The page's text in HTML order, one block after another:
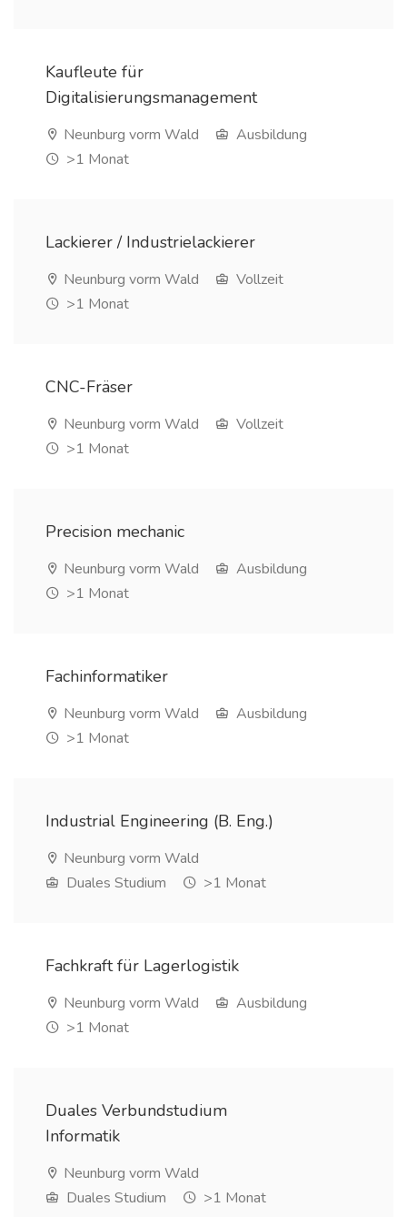
Kaufleute für
Digitalisierungsmanagement
Neunburg vorm Wald
Ausbildung
>1 Monat
Lackierer / Industrielackierer
Neunburg vorm Wald
Vollzeit
>1 Monat
CNC-Fräser
Neunburg vorm Wald
Vollzeit
>1 Monat
Precision mechanic
Neunburg vorm Wald
Ausbildung
>1 Monat
Fachinformatiker
Neunburg vorm Wald
Ausbildung
>1 Monat
Industrial Engineering (B. Eng.)
Neunburg vorm Wald
Duales Studium
>1 Monat
Fachkraft für Lagerlogistik
Neunburg vorm Wald
Ausbildung
>1 Monat
Duales Verbundstudium
Informatik
Neunburg vorm Wald
Duales Studium
>1 Monat